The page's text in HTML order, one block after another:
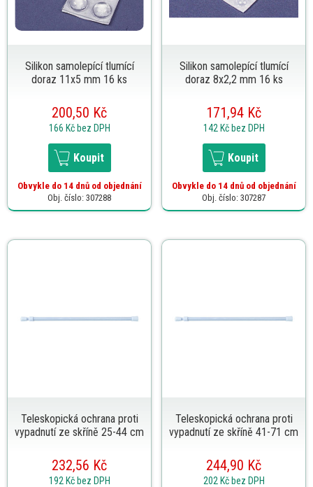
Silikon samolepící tlumící
doraz 11x5 mm 16 ks
200,50 Kč
166 Kč bez DPH
Koupit
Obvykle do 14 dnů od objednání
Obj. číslo: 307288
Silikon samolepící tlumící
doraz 8x2,2 mm 16 ks
171,94 Kč
142 Kč bez DPH
Koupit
Obvykle do 14 dnů od objednání
Obj. číslo: 307287
Teleskopická ochrana proti
vypadnutí ze skříně 25-44 cm
232,56 Kč
192 Kč bez DPH
Teleskopická ochrana proti
vypadnutí ze skříně 41-71 cm
244,90 Kč
202 Kč bez DPH